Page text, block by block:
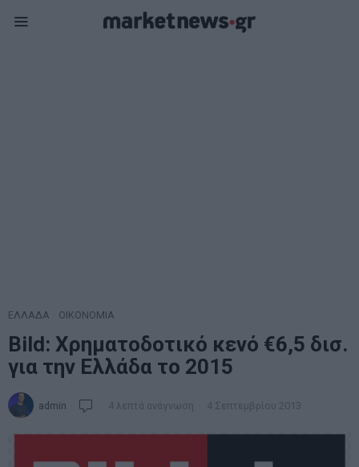
ΕΛΛΑΔΑ ΟΙΚΟΝΟΜΙΑ
Bild: Χρηματοδοτικό κενό €6,5 δισ.
για την Ελλάδα το 2015
admin 4 λεπτά ανάγνωση 4 Σεπτεμβρίου 2013